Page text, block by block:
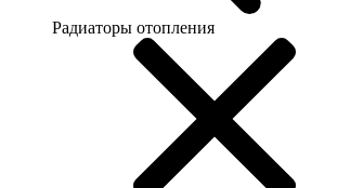
Радиаторы отопления